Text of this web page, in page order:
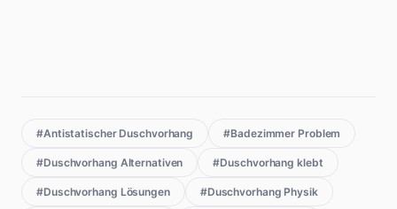
#Antistatischer Duschvorhang #Badezimmer Problem
#Duschvorhang Alternativen #Duschvorhang klebt
#Duschvorhang Lösungen #Duschvorhang Physik